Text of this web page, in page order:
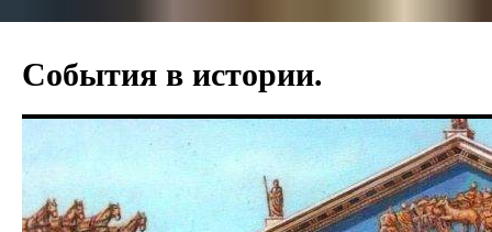
содержимому
События в истории.